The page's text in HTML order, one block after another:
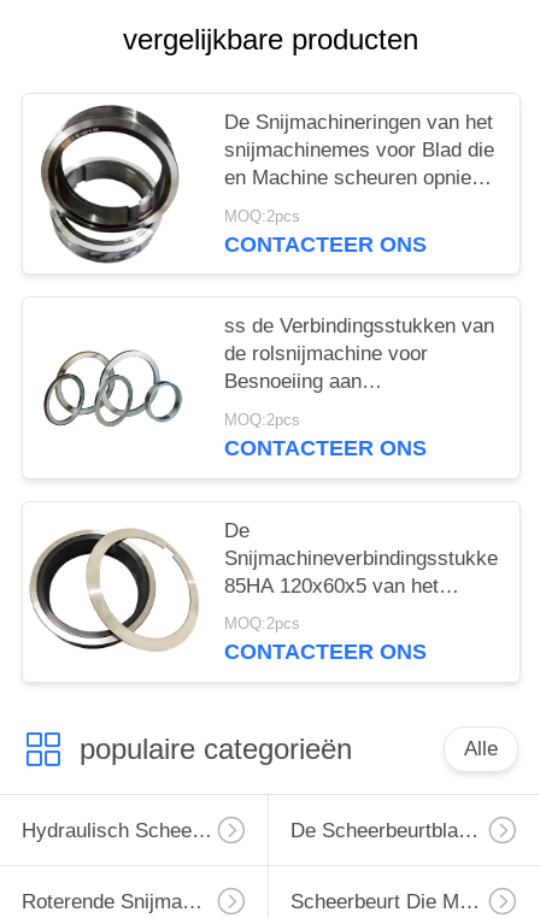
vergelijkbare producten
De Snijmachineringen van het
snijmachinemes voor Blad die
en Machine scheuren opnieuw
opwinden
MOQ:2pcs
CONTACTEER ONS
ss de Verbindingsstukken van
de rolsnijmachine voor
Besnoeiing aan
Lengtemachine
MOQ:2pcs
CONTACTEER ONS
De
Snijmachineverbindingsstukken
85HA 120x60x5 van het
bladmetaal
MOQ:2pcs
CONTACTEER ONS
populaire categorieën Alle
Hydraulisch Scheerbeurtblad De Scheerbeurtbladen Van Het Bladmetaal
Roterende Snijmachinebladen Scheerbeurt Die Messen Scheuren